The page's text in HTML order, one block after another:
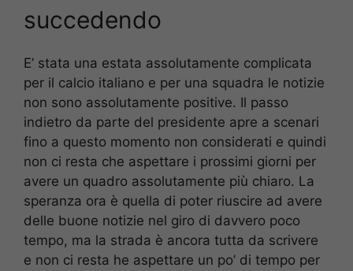
succedendo
E’ stata una estata assolutamente complicata
per il calcio italiano e per una squadra le notizie
non sono assolutamente positive. Il passo
indietro da parte del presidente apre a scenari
fino a questo momento non considerati e quindi
non ci resta che aspettare i prossimi giorni per
avere un quadro assolutamente più chiaro. La
speranza ora è quella di poter riuscire ad avere
delle buone notizie nel giro di davvero poco
tempo, ma la strada è ancora tutta da scrivere
e non ci resta he aspettare un po’ di tempo per